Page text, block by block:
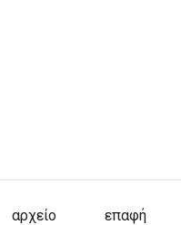
αρχείο επαφή